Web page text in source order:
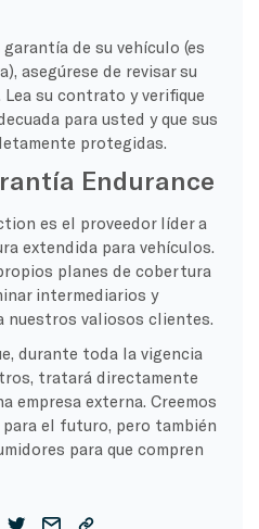
de su vehículo (es
asegúrese de revisar su
su contrato y verifique
para usted y que sus
protegidas.
Endurance
es el proveedor líder a
extendida para vehículos.
planes de cobertura
intermediarios y
nuestros valiosos clientes.
durante toda la vigencia
tratará directamente
empresa externa. Creemos
el futuro, pero también
para que compren